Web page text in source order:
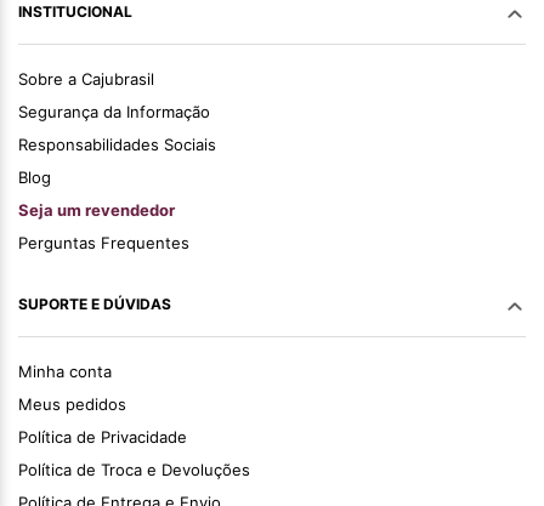
INSTITUCIONAL
Sobre a Cajubrasil
Segurança da Informação
Responsabilidades Sociais
Blog
Seja um revendedor
Perguntas Frequentes
SUPORTE E DÚVIDAS
Minha conta
Meus pedidos
Política de Privacidade
Política de Troca e Devoluções